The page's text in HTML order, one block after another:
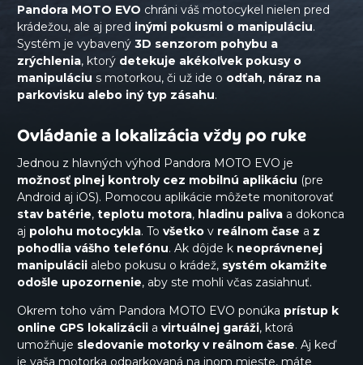
Pandora MOTO EVO chráni váš motocykel nielen pred
krádežou, ale aj pred inými pokusmi o manipuláciu.
Systém je vybavený 3D senzorom pohybu a
zrýchlenia, ktorý detekuje akékoľvek pokusy o
manipuláciu s motorkou, či už ide o odťah, náraz na
parkovisku alebo iný typ zásahu.
Ovládanie a lokalizácia vždy po ruke
Jednou z hlavných výhod Pandora MOTO EVO je
možnosť plnej kontroly cez mobilnú aplikáciu (pre
Android aj iOS). Pomocou aplikácie môžete monitorovať
stav batérie, teplotu motora, hladinu paliva a dokonca
aj polohu motocykla. To všetko v reálnom čase a z
pohodlia vášho telefónu. Ak dôjde k neoprávnenej
manipulácii alebo pokusu o krádež, systém okamžite
odošle upozornenie, aby ste mohli včas zasiahnuť.
Okrem toho vám Pandora MOTO EVO ponúka prístup k
online GPS lokalizácii a virtuálnej garáži, ktorá
umožňuje sledovanie motorky v reálnom čase. Aj keď
je vaša motorka odparkovaná na inom mieste, máte